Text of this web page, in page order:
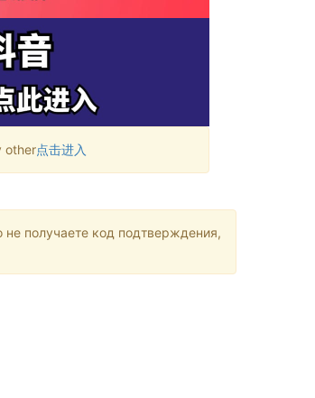
other点击进入
получаете код подтверждения,